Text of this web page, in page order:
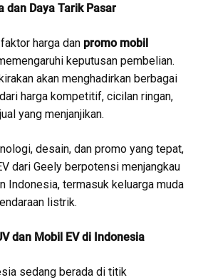
dan Daya Tarik Pasar
harga dan promo mobil
keputusan pembelian.
akan menghadirkan berbagai
harga kompetitif, cicilan ringan,
yang menjanjikan.
desain, dan promo yang tepat,
dari Geely berpotensi menjangkau
Indonesia, termasuk keluarga muda
listrik.
dan Mobil EV di Indonesia
sedang berada di titik